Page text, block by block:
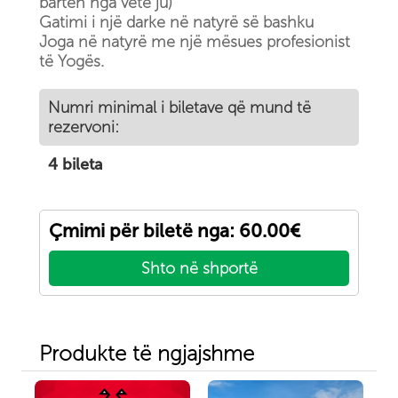
Gatimi i një darke në natyrë së bashku
Joga në natyrë me një mësues profesionist
të Yogës.
Numri minimal i biletave që mund të
rezervoni:
4 bileta
Çmimi për biletë nga: 60.00€
Shto në shportë
Produkte të ngjajshme